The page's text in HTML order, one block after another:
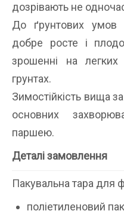
дозрівають не
До ґрунтових умов
добре росте і
зрошенні на
грунтах.
Зимостійкість вища
основних
паршею.
Деталі замовлення
Пакувальна тара для
поліетиленовий